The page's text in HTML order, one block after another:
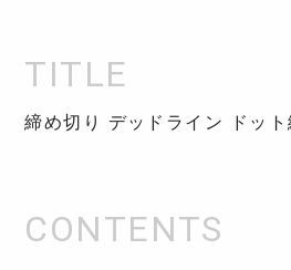
締め切り デッドライン ドッ